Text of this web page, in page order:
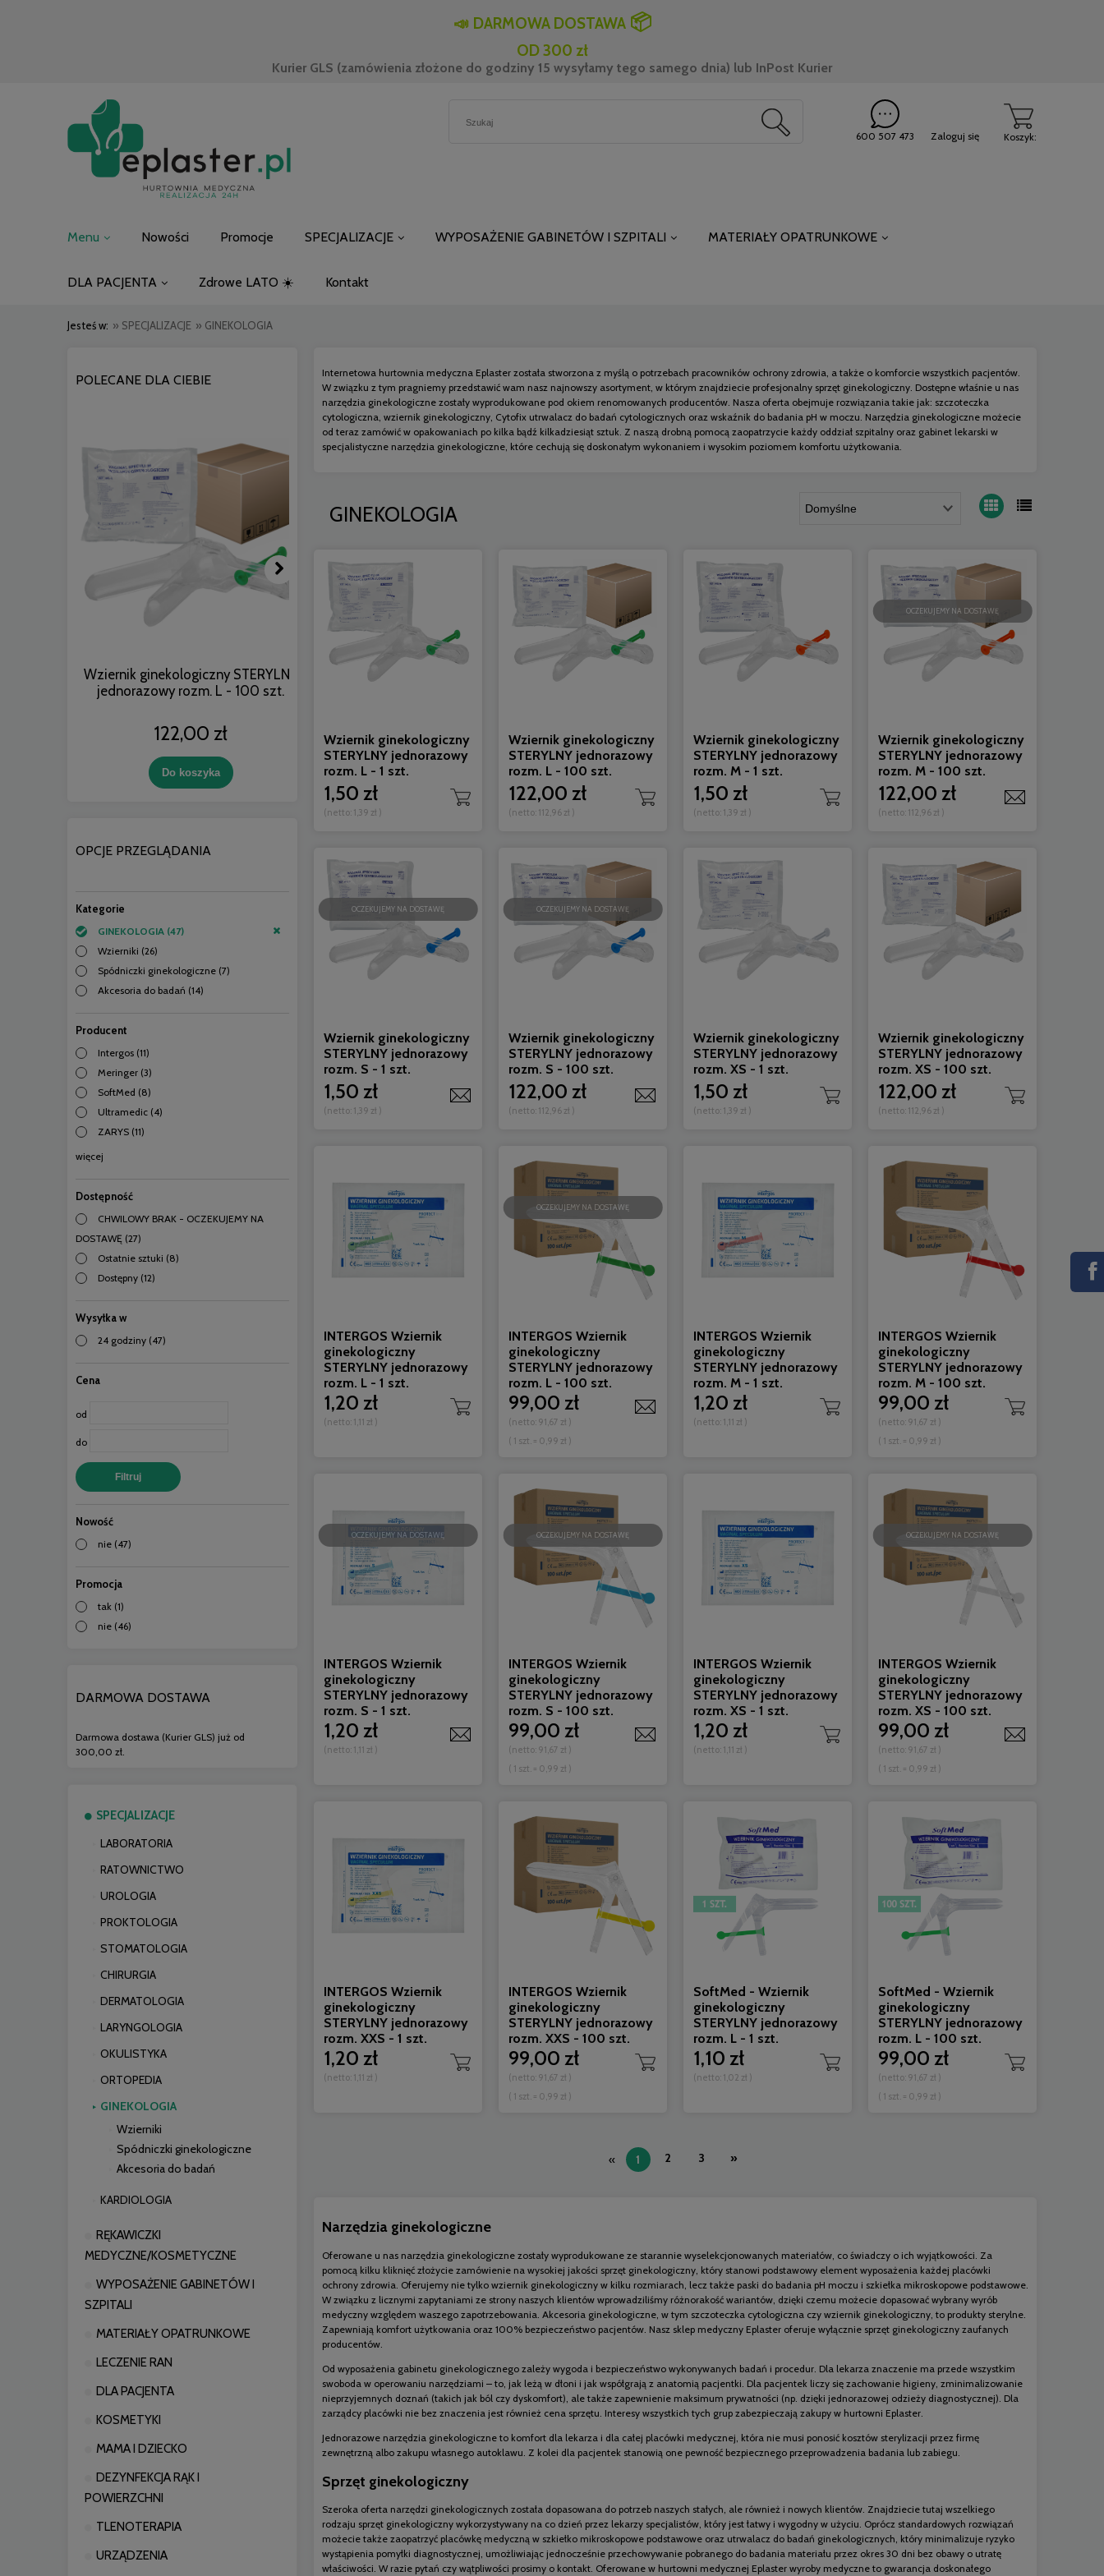
📣 DARMOWA DOSTAWA📦
OD 300 zł
Kurier GLS (zamówienia złożone do godziny 15 wysyłamy tego samego dnia) lub InPost Kurier
Koszyk:
600 507 473 Zaloguj się
Menu Nowości Promocje SPECJALIZACJE WYPOSAŻENIE GABINETÓW I SZPITALI MATERIAŁY OPATRUNKOWE
DLA PACJENTA Zdrowe LATO ☀️ Kontakt
Jesteś w: » SPECJALIZACJE » GINEKOLOGIA
POLECANE DLA CIEBIE
Wziernik ginekologiczny STERYLNY
jednorazowy rozm. L - 100 szt.
122,00 zł
Do koszyka
SoftMed - Wziernik ginekologiczny
99,00 zł
Powiadom o dostępności
Endo-Przyrząd do pobierania
26,90 zł
SoftMed - Wziernik ginekologiczny
99,00 zł
Powiadom o dostępności
OPCJE PRZEGLĄDANIA
Kategorie
GINEKOLOGIA (47)
Wzierniki (26)
Spódniczki ginekologiczne (7)
Akcesoria do badań (14)
Producent
Intergos (11)
Meringer (3)
SoftMed (8)
Ultramedic (4)
ZARYS (11)
więcej
Dostępność
CHWILOWY BRAK - OCZEKUJEMY NA
DOSTAWĘ (27)
Ostatnie sztuki (8)
Dostępny (12)
Wysyłka w
24 godziny (47)
Cena
od
do
Filtruj
Nowość
nie (47)
Promocja
tak (1)
nie (46)
DARMOWA DOSTAWA
Darmowa dostawa (Kurier GLS) już od
300,00 zł.
SPECJALIZACJE
LABORATORIA
RATOWNICTWO
UROLOGIA
PROKTOLOGIA
STOMATOLOGIA
CHIRURGIA
DERMATOLOGIA
LARYNGOLOGIA
OKULISTYKA
ORTOPEDIA
GINEKOLOGIA
Wzierniki
Spódniczki ginekologiczne
Akcesoria do badań
KARDIOLOGIA
RĘKAWICZKI
MEDYCZNE/KOSMETYCZNE
WYPOSAŻENIE GABINETÓW I
SZPITALI
MATERIAŁY OPATRUNKOWE
LECZENIE RAN
DLA PACJENTA
KOSMETYKI
MAMA I DZIECKO
DEZYNFEKCJA RĄK I
POWIERZCHNI
TLENOTERAPIA
URZĄDZENIA
Internetowa hurtownia medyczna Eplaster została stworzona z myślą o potrzebach pracowników ochrony zdrowia, a także o komforcie wszystkich pacjentów.
W związku z tym pragniemy przedstawić wam nasz najnowszy asortyment, w którym znajdziecie profesjonalny sprzęt ginekologiczny. Dostępne właśnie u nas
narzędzia ginekologiczne zostały wyprodukowane pod okiem renomowanych producentów. Nasza oferta obejmuje rozwiązania takie jak: szczoteczka
cytologiczna, wziernik ginekologiczny, Cytofix utrwalacz do badań cytologicznych oraz wskaźnik do badania pH w moczu. Narzędzia ginekologiczne możecie
od teraz zamówić w opakowaniach po kilka bądź kilkadziesiąt sztuk. Z naszą drobną pomocą zaopatrzycie każdy oddział szpitalny oraz gabinet lekarski w
specjalistyczne narzędzia ginekologiczne, które cechują się doskonałym wykonaniem i wysokim poziomem komfortu użytkowania.
GINEKOLOGIA
Wziernik ginekologiczny
STERYLNY jednorazowy
rozm. L - 1 szt.
1,50 zł
(netto: 1,39 zł )
Wziernik ginekologiczny
STERYLNY jednorazowy
rozm. L - 100 szt.
122,00 zł
(netto: 112,96 zł )
Wziernik ginekologiczny
STERYLNY jednorazowy
rozm. M - 1 szt.
1,50 zł
(netto: 1,39 zł )
Wziernik ginekologiczny
STERYLNY jednorazowy
rozm. M - 100 szt.
122,00 zł
(netto: 112,96 zł )
OCZEKUJEMY NA DOSTAWĘ
Wziernik ginekologiczny
STERYLNY jednorazowy
rozm. S - 1 szt.
1,50 zł
(netto: 1,39 zł )
OCZEKUJEMY NA DOSTAWĘ
Wziernik ginekologiczny
STERYLNY jednorazowy
rozm. S - 100 szt.
122,00 zł
(netto: 112,96 zł )
OCZEKUJEMY NA DOSTAWĘ
Wziernik ginekologiczny
STERYLNY jednorazowy
rozm. XS - 1 szt.
1,50 zł
(netto: 1,39 zł )
Wziernik ginekologiczny
STERYLNY jednorazowy
rozm. XS - 100 szt.
122,00 zł
(netto: 112,96 zł )
INTERGOS Wziernik
ginekologiczny
STERYLNY jednorazowy
rozm. L - 1 szt.
1,20 zł
(netto: 1,11 zł )
INTERGOS Wziernik
ginekologiczny
STERYLNY jednorazowy
rozm. L - 100 szt.
99,00 zł
(netto: 91,67 zł )
( 1 szt. = 0,99 zł )
OCZEKUJEMY NA DOSTAWĘ
INTERGOS Wziernik
ginekologiczny
STERYLNY jednorazowy
rozm. M - 1 szt.
1,20 zł
(netto: 1,11 zł )
INTERGOS Wziernik
ginekologiczny
STERYLNY jednorazowy
rozm. M - 100 szt.
99,00 zł
(netto: 91,67 zł )
( 1 szt. = 0,99 zł )
INTERGOS Wziernik
ginekologiczny
STERYLNY jednorazowy
rozm. S - 1 szt.
1,20 zł
(netto: 1,11 zł )
OCZEKUJEMY NA DOSTAWĘ
INTERGOS Wziernik
ginekologiczny
STERYLNY jednorazowy
rozm. S - 100 szt.
99,00 zł
(netto: 91,67 zł )
( 1 szt. = 0,99 zł )
OCZEKUJEMY NA DOSTAWĘ
INTERGOS Wziernik
ginekologiczny
STERYLNY jednorazowy
rozm. XS - 1 szt.
1,20 zł
(netto: 1,11 zł )
INTERGOS Wziernik
ginekologiczny
STERYLNY jednorazowy
rozm. XS - 100 szt.
99,00 zł
(netto: 91,67 zł )
( 1 szt. = 0,99 zł )
OCZEKUJEMY NA DOSTAWĘ
INTERGOS Wziernik
ginekologiczny
STERYLNY jednorazowy
rozm. XXS - 1 szt.
1,20 zł
(netto: 1,11 zł )
INTERGOS Wziernik
ginekologiczny
STERYLNY jednorazowy
rozm. XXS - 100 szt.
99,00 zł
(netto: 91,67 zł )
( 1 szt. = 0,99 zł )
SoftMed - Wziernik
ginekologiczny
STERYLNY jednorazowy
rozm. L - 1 szt.
1,10 zł
(netto: 1,02 zł )
SoftMed - Wziernik
ginekologiczny
STERYLNY jednorazowy
rozm. L - 100 szt.
99,00 zł
(netto: 91,67 zł )
( 1 szt. = 0,99 zł )
« 1 2 3 »
Narzędzia ginekologiczne
Oferowane u nas narzędzia ginekologiczne zostały wyprodukowane ze starannie wyselekcjonowanych materiałów, co świadczy o ich wyjątkowości. Za
pomocą kilku kliknięć złożycie zamówienie na wysokiej jakości sprzęt ginekologiczny, który stanowi podstawowy element wyposażenia każdej placówki
ochrony zdrowia. Oferujemy nie tylko wziernik ginekologiczny w kilku rozmiarach, lecz także paski do badania pH moczu i szkiełka mikroskopowe podstawowe.
W związku z licznymi zapytaniami ze strony naszych klientów wprowadziliśmy różnorakość wariantów, dzięki czemu możecie dopasować wybrany wyrób
medyczny względem waszego zapotrzebowania. Akcesoria ginekologiczne, w tym szczoteczka cytologiczna czy wziernik ginekologiczny, to produkty sterylne.
Zapewniają komfort użytkowania oraz 100% bezpieczeństwo pacjentów. Nasz sklep medyczny Eplaster oferuje wyłącznie sprzęt ginekologiczny zaufanych
producentów.
Od wyposażenia gabinetu ginekologicznego zależy wygoda i bezpieczeństwo wykonywanych badań i procedur. Dla lekarza znaczenie ma przede wszystkim
swoboda w operowaniu narzędziami – to, jak leżą w dłoni i jak współgrają z anatomią pacjentki. Dla pacjentek liczy się zachowanie higieny, zminimalizowanie
nieprzyjemnych doznań (takich jak ból czy dyskomfort), ale także zapewnienie maksimum prywatności (np. dzięki jednorazowej odzieży diagnostycznej). Dla
zarządcy placówki nie bez znaczenia jest również cena sprzętu. Interesy wszystkich tych grup zabezpieczają zakupy w hurtowni Eplaster.
Jednorazowe narzędzia ginekologiczne to komfort dla lekarza i dla całej placówki medycznej, która nie musi ponosić kosztów sterylizacji przez firmę
zewnętrzną albo zakupu własnego autoklawu. Z kolei dla pacjentek stanowią one pewność bezpiecznego przeprowadzenia badania lub zabiegu.
Sprzęt ginekologiczny
Szeroka oferta narzędzi ginekologicznych została dopasowana do potrzeb naszych stałych, ale również i nowych klientów. Znajdziecie tutaj wszelkiego
rodzaju sprzęt ginekologiczny wykorzystywany na co dzień przez lekarzy specjalistów, który jest łatwy i wygodny w użyciu. Oprócz standardowych rozwiązań
możecie także zaopatrzyć placówkę medyczną w szkiełko mikroskopowe podstawowe oraz utrwalacz do badań ginekologicznych, który minimalizuje ryzyko
wystąpienia pomyłki diagnostycznej, umożliwiając jednocześnie przechowywanie pobranego do badania materiału przez okres 30 dni bez obawy o utratę
właściwości. W razie pytań czy wątpliwości prosimy o kontakt. Oferowane w hurtowni medycznej Eplaster wyroby medyczne to gwarancja doskonałego